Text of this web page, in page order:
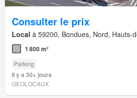
Consulter le prix
Local à 59200, Bondues, Nord, Hauts-
1 800 m²
Parking
Il y a 30+ jours
GEOLOCAUX